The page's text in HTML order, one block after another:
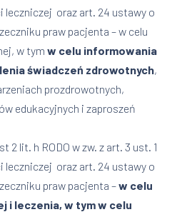
leczniczej oraz art. 24 ustawy o
praw pacjenta – w celu
w tymw celu informowania
świadczeń zdrowotnych,
prozdrowotnych,
edukacyjnych i zaproszeń
2 lit. h RODO w zw. z art. 3 ust. 1
leczniczej oraz art. 24 ustawy o
praw pacjenta –w celu
i leczenia, w tym w celu